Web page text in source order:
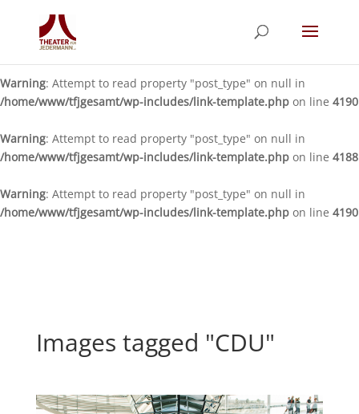
Warning: Attempt to read property "post_type" on null in
/home/www/tfjgesamt/wp-includes/link-template.php
Warning: Attempt to read property "post_type" on null in
/home/www/tfjgesamt/wp-includes/link-template.php on line 4190
Warning: Attempt to read property "post_type" on null in
/home/www/tfjgesamt/wp-includes/link-template.php on line 4188
Warning: Attempt to read property "post_type" on null in
/home/www/tfjgesamt/wp-includes/link-template.php on line 4190
Images tagged "CDU"